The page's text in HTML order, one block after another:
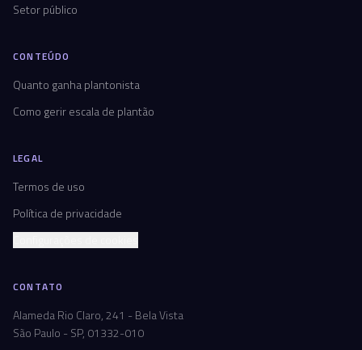
Setor público
CONTEÚDO
Quanto ganha plantonista
Como gerir escala de plantão
LEGAL
Termos de uso
Política de privacidade
CONTATO
Alameda Rio Claro, 241 - Bela Vista
São Paulo - SP, 01332-010